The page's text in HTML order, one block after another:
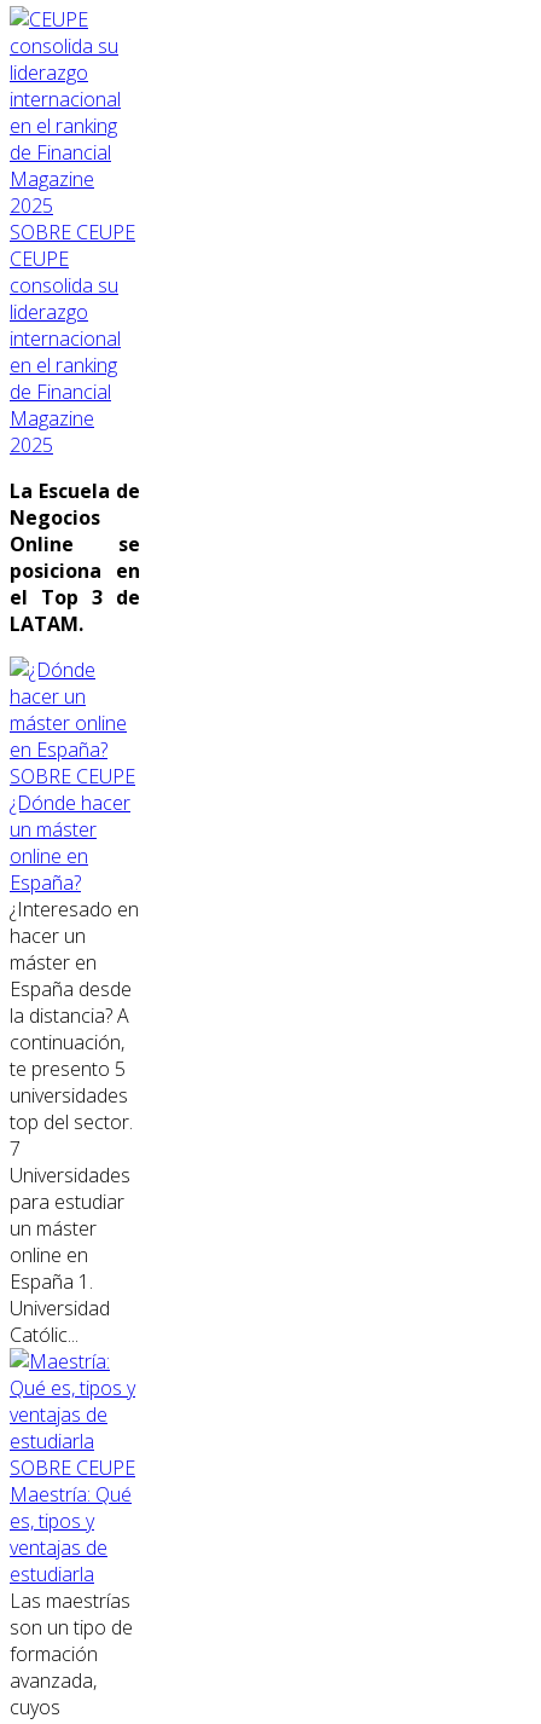
SOBRE CEUPE
CEUPE
consolida su
liderazgo
internacional
en el ranking
de Financial
Magazine
2025
La Escuela de
Negocios
Online se
posiciona en
el Top 3 de
LATAM.
SOBRE CEUPE
¿Dónde hacer
un máster
online en
España?
¿Interesado en
hacer un
máster en
España desde
la distancia? A
continuación,
te presento 5
universidades
top del sector.
7
Universidades
para estudiar
un máster
online en
España 1.
Universidad
Católic...
SOBRE CEUPE
Maestría: Qué
es, tipos y
ventajas de
estudiarla
Las maestrías
son un tipo de
formación
avanzada,
cuyos